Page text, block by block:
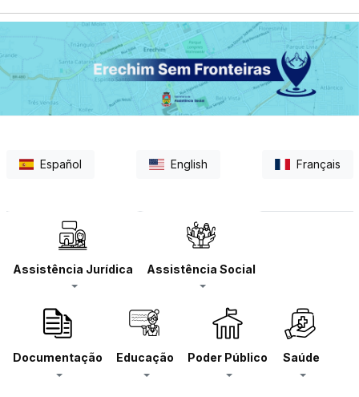
Español English Français
Assistência Jurídica Assistência Social
Documentação Educação Poder Público Saúde